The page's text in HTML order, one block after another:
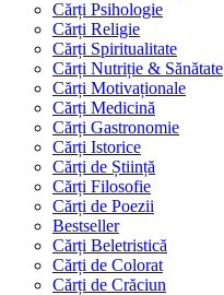
Cărți Psihologie
Cărți Religie
Cărți Spiritualitate
Cărți Nutriție & Sănătate
Cărți Motivaționale
Cărți Medicină
Cărți Gastronomie
Cărți Istorice
Cărți de Știință
Cărți Filosofie
Cărți de Poezii
Bestseller
Cărți Beletristică
Cărți de Colorat
Cărți de Crăciun